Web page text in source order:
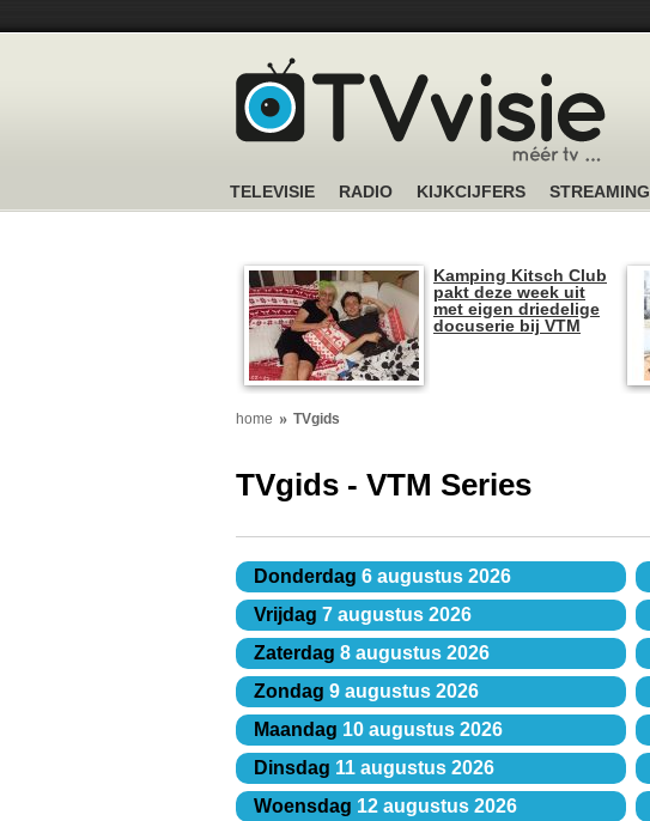
TELEVISIE RADIO KIJKCIJFERS STREAMING
Kamping Kitsch Club
pakt deze week uit
met eigen driedelige
docuserie bij VTM
home TVgids
TVgids - VTM Series
Donderdag 6 augustus 2026
Vrijdag 7 augustus 2026
Zaterdag 8 augustus 2026
Zondag 9 augustus 2026
Maandag 10 augustus 2026
Dinsdag 11 augustus 2026
Woensdag 12 augustus 2026